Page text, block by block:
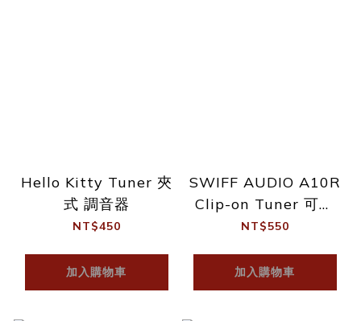
Hello Kitty Tuner 夾
式 調音器
NT$450
加入購物車
SWIFF AUDIO A10R
Clip-on Tuner 可充
電 夾式 調音器
NT$550
加入購物車